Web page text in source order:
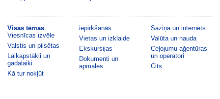
Visas tēmas
Viesnīcas izvēle
Valstis un pilsētas
Laikapstākļi un
gadalaiki
Kā tur nokļūt
iepirkšanās
Vietas un izklaide
Ekskursijas
Dokumenti un
apmales
Saziņa un internets
Valūta un nauda
Ceļojumu aģentūras
un operatori
Cits